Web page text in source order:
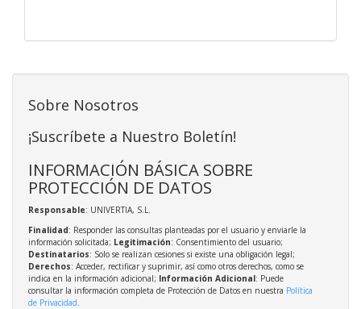
Sobre Nosotros
¡Suscríbete a Nuestro Boletín!
INFORMACIÓN BÁSICA SOBRE
PROTECCIÓN DE DATOS
Responsable: UNIVERTIA, S.L.
Finalidad: Responder las consultas planteadas por el usuario y enviarle la
información solicitada; Legitimación: Consentimiento del usuario;
Destinatarios: Solo se realizan cesiones si existe una obligación legal;
Derechos: Acceder, rectificar y suprimir, así como otros derechos, como se
indica en la información adicional; Información Adicional: Puede
consultar la información completa de Protección de Datos en nuestra Política
de Privacidad